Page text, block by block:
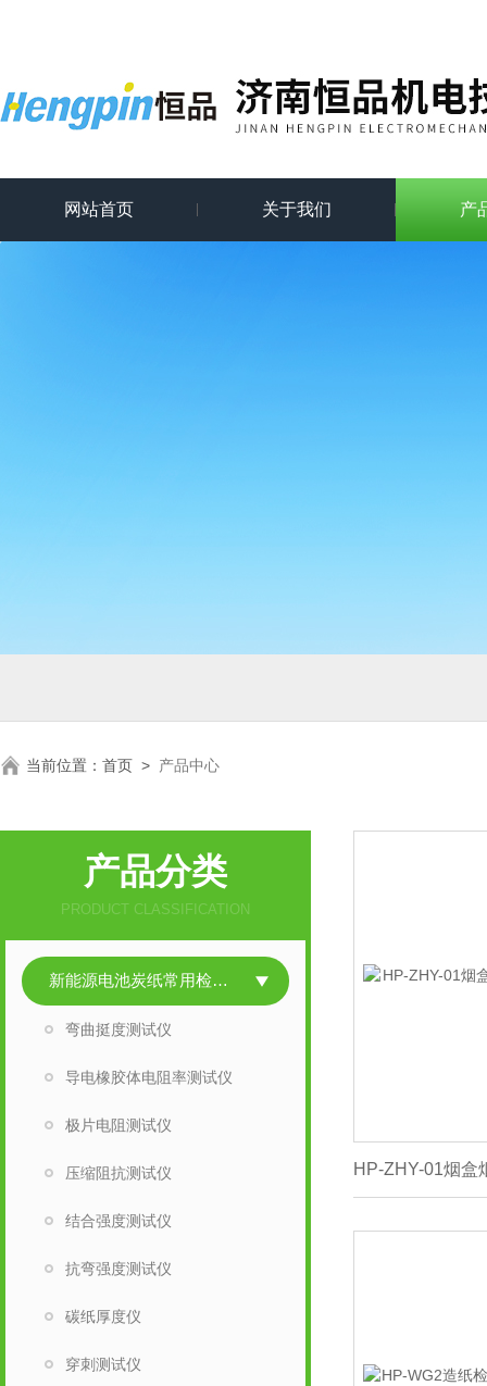
网站首页 关于我们 产
当前位置： 首页 > 产品中心
产品分类
PRODUCT CLASSIFICATION
新能源电池炭纸常用检测仪
弯曲挺度测试仪
导电橡胶体电阻率测试仪
极片电阻测试仪
压缩阻抗测试仪
结合强度测试仪
抗弯强度测试仪
碳纸厚度仪
穿刺测试仪